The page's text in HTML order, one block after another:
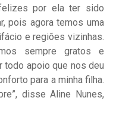
por ela ter sido
pois agora temos uma
e regiões vizinhas.
sempre gratos e
apoio que nos deu
para a minha filha.
disse Aline Nunes,